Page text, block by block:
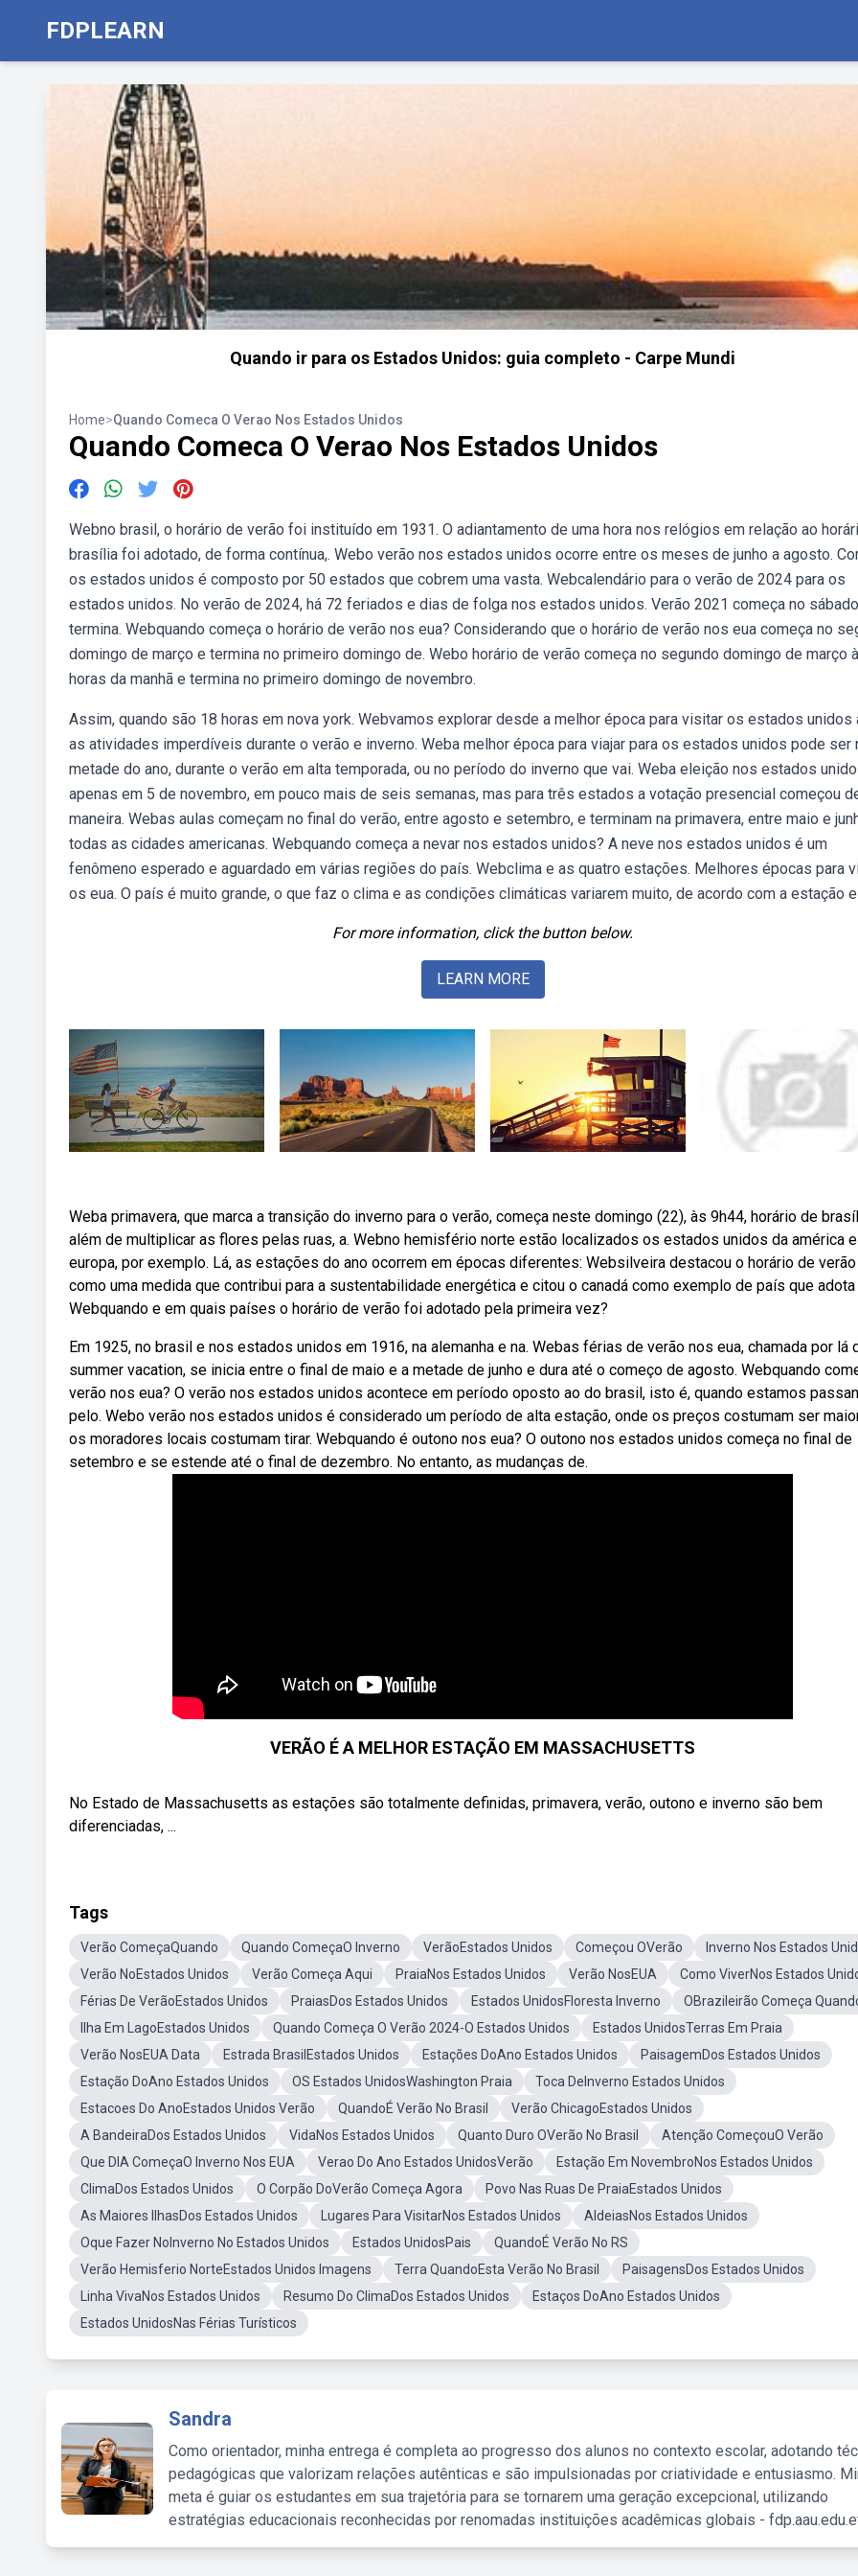
FDPLEARN
Quando ir para os Estados Unidos: guia completo - Carpe Mundi
Home>Quando Comeca O Verao Nos Estados Unidos
Quando Comeca O Verao Nos Estados Unidos
Webno brasil, o horário de verão foi instituído em 1931. O adiantamento de uma hora nos relógios em relação ao
brasília foi adotado, de forma contínua,. Webo verão nos estados unidos ocorre entre os meses de junho a agosto.
os estados unidos é composto por 50 estados que cobrem uma vasta. Webcalendário para o verão de 2024 para os
estados unidos. No verão de 2024, há 72 feriados e dias de folga nos estados unidos. Verão 2021 começa no
termina. Webquando começa o horário de verão nos eua? Considerando que o horário de verão nos eua começa no
domingo de março e termina no primeiro domingo de. Webo horário de verão começa no segundo domingo de março
horas da manhã e termina no primeiro domingo de novembro.
Assim, quando são 18 horas em nova york. Webvamos explorar desde a melhor época para visitar os estados unidos
as atividades imperdíveis durante o verão e inverno. Weba melhor época para viajar para os estados unidos pode ser
metade do ano, durante o verão em alta temporada, ou no período do inverno que vai. Weba eleição nos estados
apenas em 5 de novembro, em pouco mais de seis semanas, mas para três estados a votação presencial começou
maneira. Webas aulas começam no final do verão, entre agosto e setembro, e terminam na primavera, entre maio e
todas as cidades americanas. Webquando começa a nevar nos estados unidos? A neve nos estados unidos é um
fenômeno esperado e aguardado em várias regiões do país. Webclima e as quatro estações. Melhores épocas para
os eua. O país é muito grande, o que faz o clima e as condições climáticas variarem muito, de acordo com a estação e
For more information, click the button below.
LEARN MORE
Weba primavera, que marca a transição do inverno para o verão, começa neste domingo (22), às 9h44, horário de
além de multiplicar as flores pelas ruas, a. Webno hemisfério norte estão localizados os estados unidos da américa
europa, por exemplo. Lá, as estações do ano ocorrem em épocas diferentes: Websilveira destacou o horário de verão
como uma medida que contribui para a sustentabilidade energética e citou o canadá como exemplo de país que adota
Webquando e em quais países o horário de verão foi adotado pela primeira vez?
Em 1925, no brasil e nos estados unidos em 1916, na alemanha e na. Webas férias de verão nos eua, chamada por lá
summer vacation, se inicia entre o final de maio e a metade de junho e dura até o começo de agosto. Webquando
verão nos eua? O verão nos estados unidos acontece em período oposto ao do brasil, isto é, quando estamos
pelo. Webo verão nos estados unidos é considerado um período de alta estação, onde os preços costumam ser
os moradores locais costumam tirar. Webquando é outono nos eua? O outono nos estados unidos começa no final de
setembro e se estende até o final de dezembro. No entanto, as mudanças de.
VERÃO É A MELHOR ESTAÇÃO EM MASSACHUSETTS
No Estado de Massachusetts as estações são totalmente definidas, primavera, verão, outono e inverno são bem
diferenciadas, ...
Tags
Verão ComeçaQuando Quando ComeçaO Inverno VerãoEstados Unidos Começou OVerão
Inverno Nos Estados
Verão NoEstados Unidos
Verão Começa Aqui PraiaNos Estados Unidos Verão NosEUA
Como ViverNos Estados
Férias De VerãoEstados Unidos
PraiasDos Estados Unidos Estados UnidosFloresta Inverno
OBrazileirão Começa
Ilha Em LagoEstados Unidos
Quando Começa O Verão 2024-O Estados Unidos
Estados UnidosTerras Em Praia
Verão NosEUA Data
Estrada BrasilEstados Unidos Estações DoAno Estados Unidos
PaisagemDos Estados Unidos
Estação DoAno Estados Unidos
OS Estados UnidosWashington Praia
Toca DeInverno Estados Unidos
Estacoes Do AnoEstados Unidos Verão
QuandoÉ Verão No Brasil
Verão ChicagoEstados Unidos
A BandeiraDos Estados Unidos
VidaNos Estados Unidos Quanto Duro OVerão No Brasil
Atenção ComeçouO Verão
Que DIA ComeçaO Inverno Nos EUA
Verao Do Ano Estados UnidosVerão
Estação Em NovembroNos Estados Unidos
ClimaDos Estados Unidos
O Corpão DoVerão Começa Agora
Povo Nas Ruas De PraiaEstados Unidos
As Maiores IlhasDos Estados Unidos
Lugares Para VisitarNos Estados Unidos
AldeiasNos Estados Unidos
Oque Fazer NoInverno No Estados Unidos
Estados UnidosPais
QuandoÉ Verão No RS
Verão Hemisferio NorteEstados Unidos Imagens
Terra QuandoEsta Verão No Brasil
PaisagensDos Estados Unidos
Linha VivaNos Estados Unidos
Resumo Do ClimaDos Estados Unidos
Estaços DoAno Estados Unidos
Estados UnidosNas Férias Turísticos
Sandra
Como orientador, minha entrega é completa ao progresso dos alunos no contexto escolar, adotando
pedagógicas que valorizam relações autênticas e são impulsionadas por criatividade e entusiasmo.
meta é guiar os estudantes em sua trajetória para se tornarem uma geração excepcional, utilizando
estratégias educacionais reconhecidas por renomadas instituições acadêmicas globais -